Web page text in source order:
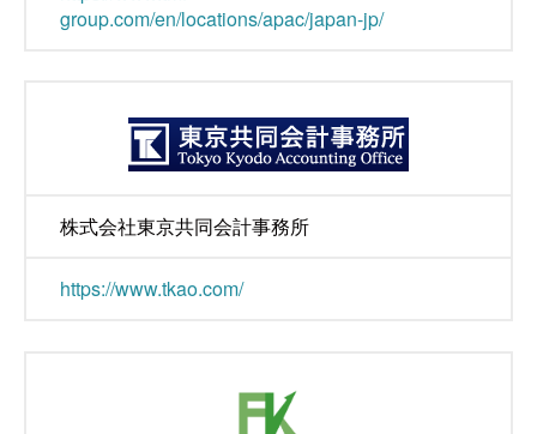
group.com/en/locations/apac/japan-jp/
株式会社東京共同会計事務所
https://www.tkao.com/